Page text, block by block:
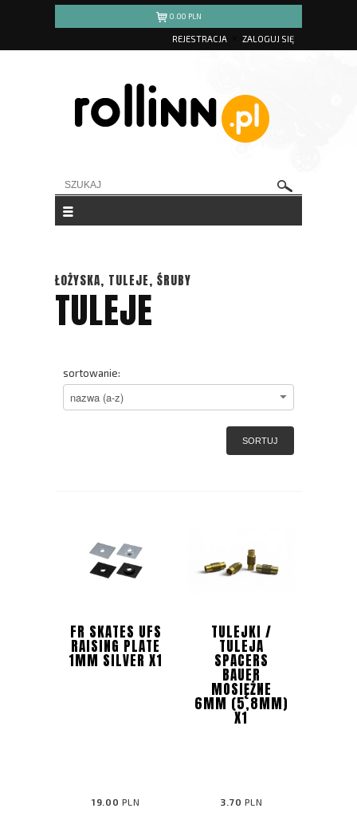
0.00 PLN
REJESTRACJA ZALOGUJ SIĘ
ŁOŻYSKA, TULEJE, ŚRUBY
TULEJE
sortowanie:
SORTUJ
FR SKATES UFS
RAISING PLATE
1MM SILVER X1
19.00 PLN
TULEJKI /
TULEJA
SPACERS
BAUER
MOSIĘŻNE
6MM (5,8MM)
X1
3.70 PLN